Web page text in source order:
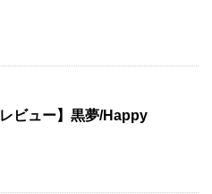
レビュー】黒夢/Happy